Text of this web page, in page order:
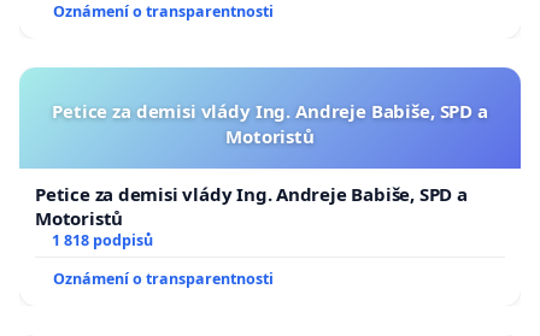
Oznámení o transparentnosti
Petice za demisi vlády Ing. Andreje Babiše, SPD a
Motoristů
Petice za demisi vlády Ing. Andreje Babiše, SPD a
Motoristů
1 818 podpisů
Oznámení o transparentnosti